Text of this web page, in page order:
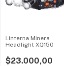
Linterna Minera
Headlight XQ150
$23.000,00